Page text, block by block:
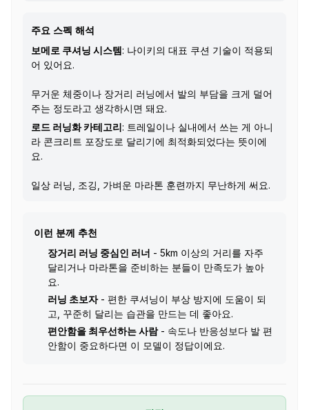
주요 스펙 해석
보메로 쿠셔닝 시스템 : 나이키의 대표 쿠션 기술이 적용되
어 있어요.
무거운 체중이나 장거리 러닝에서 발의 부담을 크게 덜어
주는 정도라고 생각하시면 돼요.
로드 러닝화 카테고리 : 트레일이나 실내에서 쓰는 게 아니
라 콘크리트 포장도로 달리기에 최적화되었다는 뜻이에
요.
일상 러닝, 조깅, 가벼운 마라톤 훈련까지 무난하게 써요.
이런 분께 추천
장거리 러닝 중심인 러너 - 5km 이상의 거리를 자주
달리거나 마라톤을 준비하는 분들이 만족도가 높아
요.
러닝 초보자- 편한 쿠셔닝이 부상 방지에 도움이 되
고, 꾸준히 달리는 습관을 만드는 데 좋아요.
편안함을 최우선하는 사람- 속도나 반응성보다 발 편
안함이 중요하다면 이 모델이 정답이에요.